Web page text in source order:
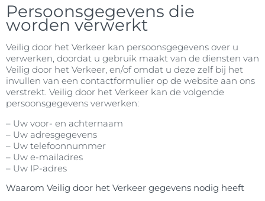
Persoonsgegevens die
worden verwerkt
Veilig door het Verkeer kan persoonsgegevens over u
verwerken, doordat u gebruik maakt van de diensten van
Veilig door het Verkeer, en/of omdat u deze zelf bij het
invullen van een contactformulier op de website aan ons
verstrekt. Veilig door het Verkeer kan de volgende
persoonsgegevens verwerken:
– Uw voor- en achternaam
– Uw adresgegevens
– Uw telefoonnummer
– Uw e-mailadres
– Uw IP-adres
Waarom Veilig door het Verkeer gegevens nodig heeft